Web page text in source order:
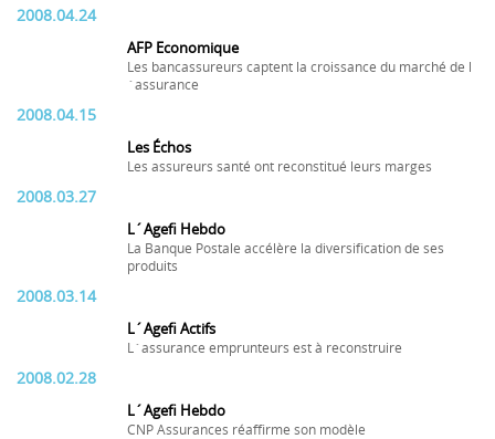
2008.04.24
AFP Economique
Les bancassureurs captent la croissance du marché de l
´assurance
2008.04.15
Les Échos
Les assureurs santé ont reconstitué leurs marges
2008.03.27
L´Agefi Hebdo
La Banque Postale accélère la diversification de ses
produits
2008.03.14
L´Agefi Actifs
L´assurance emprunteurs est à reconstruire
2008.02.28
L´Agefi Hebdo
CNP Assurances réaffirme son modèle